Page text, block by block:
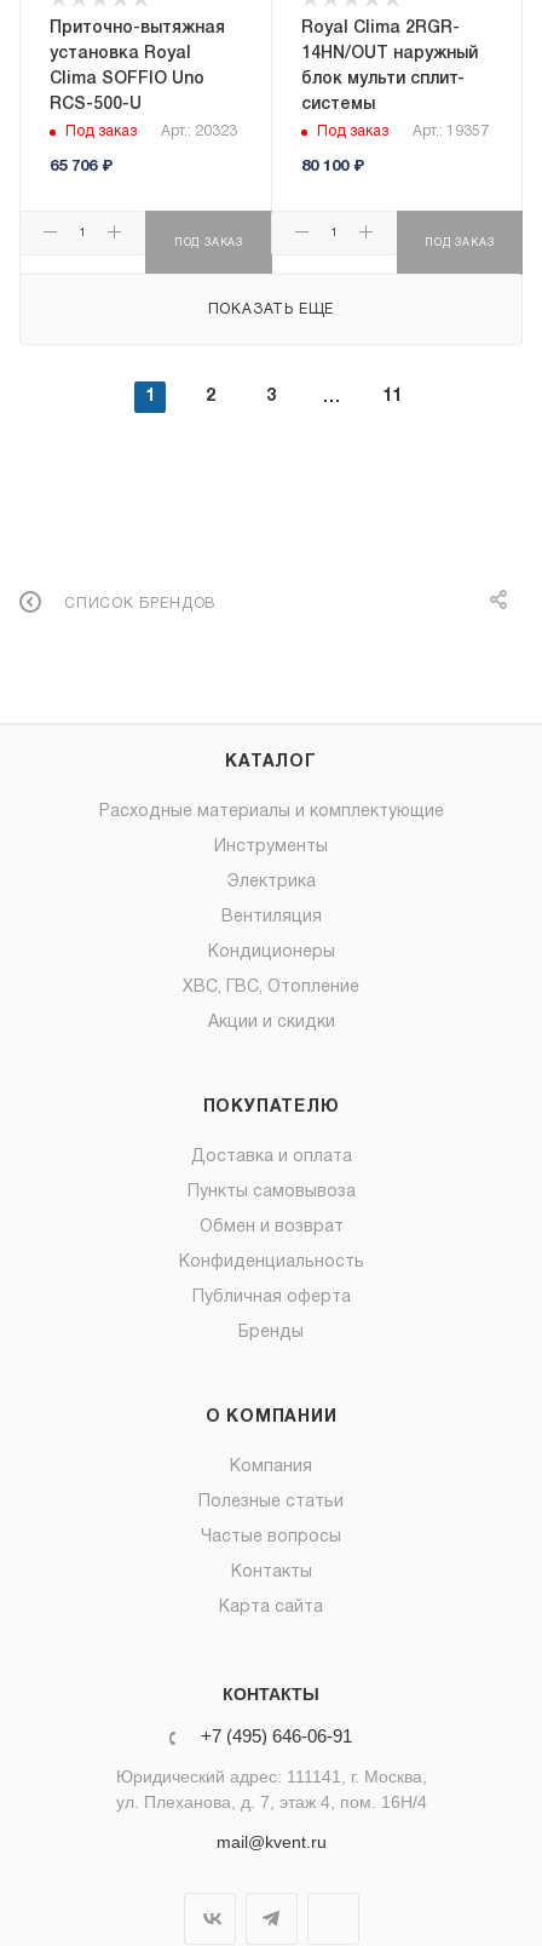
Приточно-вытяжная
установка Royal
Clima SOFFIO Uno
RCS-500-U
Под заказ Арт.: 20323
65 706₽
ПОД ЗАКАЗ
Royal Clima 2RGR-
14HN/OUT наружный
блок мульти сплит-
системы
Под заказ Арт.: 19357
80 100₽
ПОД ЗАКАЗ
ПОКАЗАТЬ ЕЩЕ
1 2 3 11
СПИСОК БРЕНДОВ
КАТАЛОГ
Расходные материалы и комплектующие
Инструменты
Электрика
Вентиляция
Кондиционеры
ХВС, ГВС, Отопление
Акции и скидки
ПОКУПАТЕЛЮ
Доставка и оплата
Пункты самовывоза
Обмен и возврат
Конфиденциальность
Публичная оферта
Бренды
О КОМПАНИИ
Компания
Полезные статьи
Частые вопросы
Контакты
Карта сайта
КОНТАКТЫ
+7 (495) 646-06-91
Юридический адрес: 111141, г. Москва,
ул. Плеханова, д. 7, этаж 4, пом. 16Н/4
mail@kvent.ru